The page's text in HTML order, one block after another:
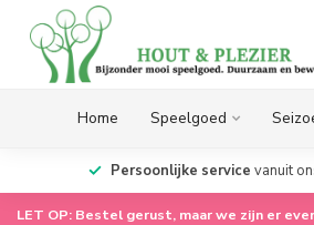
Home Speelgoed
Persoonlijke service vanuit
LET OP: Bestel gerust, maar we zijn er